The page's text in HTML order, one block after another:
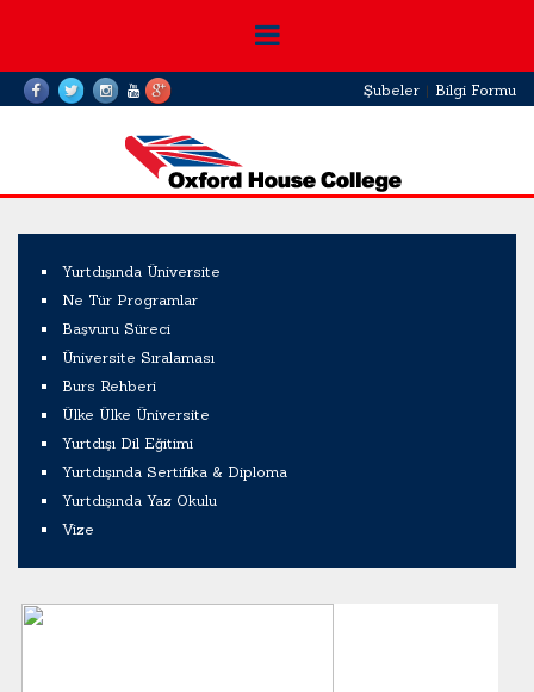
Şubeler | Bilgi Formu
Yurtdışında Üniversite
Ne Tür Programlar
Başvuru Süreci
Üniversite Sıralaması
Burs Rehberi
Ülke Ülke Üniversite
Yurtdışı Dil Eğitimi
Yurtdışında Sertifika & Diploma
Yurtdışında Yaz Okulu
Vize